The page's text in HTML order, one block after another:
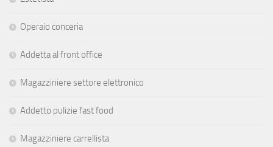
Operaio conceria
Addetta al front office
Magazziniere settore elettronico
Addetto pulizie fast food
Magazziniere carrellista